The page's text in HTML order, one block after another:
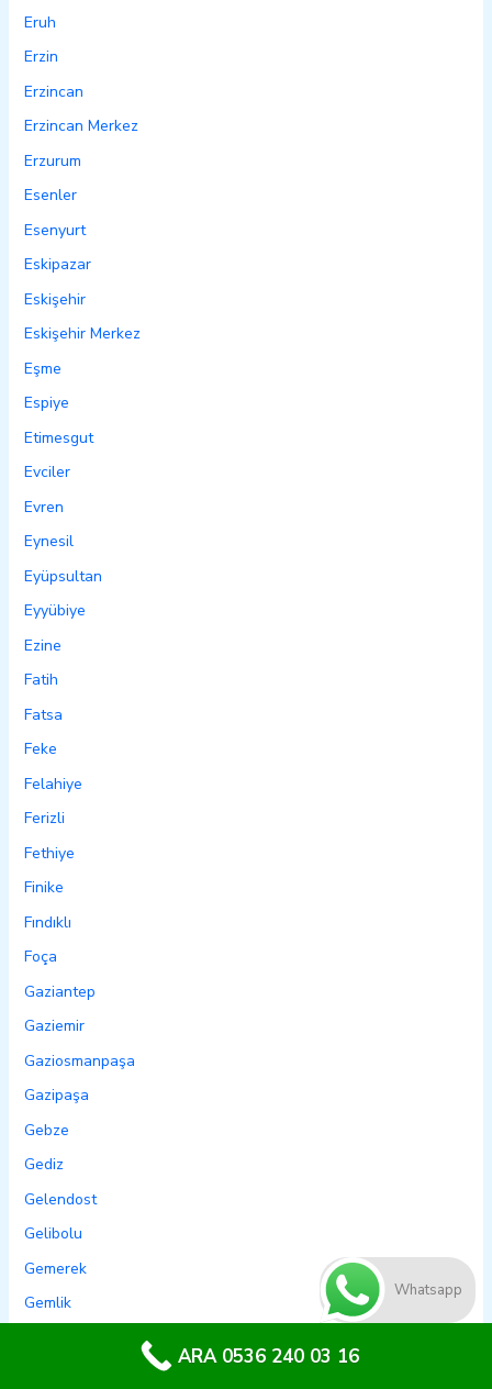
Eruh
Erzin
Erzincan
Erzincan Merkez
Erzurum
Esenler
Esenyurt
Eskipazar
Eskişehir
Eskişehir Merkez
Eşme
Espiye
Etimesgut
Evciler
Evren
Eynesil
Eyüpsultan
Eyyübiye
Ezine
Fatih
Fatsa
Feke
Felahiye
Ferizli
Fethiye
Finike
Fındıklı
Foça
Gaziantep
Gaziemir
Gaziosmanpaşa
Gazipaşa
Gebze
Gediz
Gelendost
Gelibolu
Gemerek
Gemlik
Whatsapp
ARA 0536 240 03 16